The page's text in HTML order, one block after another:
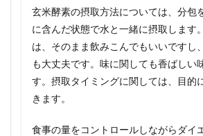
玄米酵素の摂取方法については、分包
に含んだ状態で水と一緒に摂取します
は、そのまま飲みこんでもいいですし
も大丈夫です。味に関しても香ばしい
す。摂取タイミングに関しては、目的
きます。
食事の量をコントロールしながらダイ